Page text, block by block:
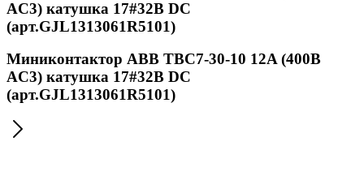
AC3) катушка 17#32B DC
(арт.GJL1313061R5101)
Миниконтактор ABB TBC7-30-10 12A (400B
AC3) катушка 17#32B DC
(арт.GJL1313061R5101)